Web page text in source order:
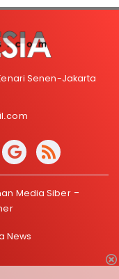
Senen-Jakarta
Media Siber
News